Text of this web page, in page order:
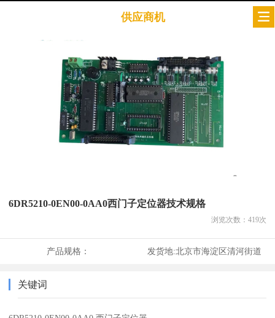
供应商机
6DR5210-0EN00-0AA0西门子定位器技术规格
浏览次数： 419次
产品规格： 发货地:北京市海淀区清河街道
关键词